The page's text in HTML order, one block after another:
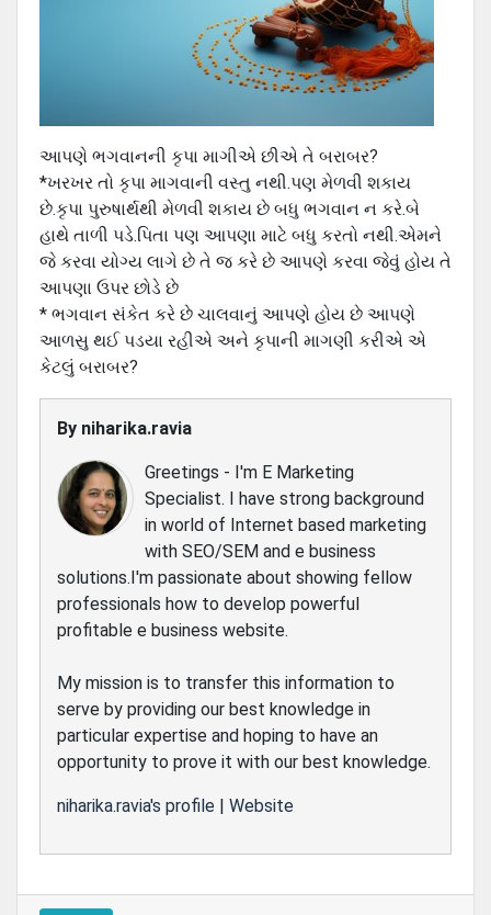
આપણે ભગવાનની કૃપા માગીએ છીએ તે બરાબર?
*ખરખર તો કૃપા માગવાની વસ્તુ નથી.પણ મેળવી શકાય
છે.કૃપા પુરુષાર્થથી મેળવી શકાય છે બધુ ભગવાન ન કરે.બે
હાથે તાળી પડે.પિતા પણ આપણા માટે બધુ કરતો નથી.એમને
જે કરવા યોગ્ય લાગે છે તે જ કરે છે આપણે કરવા જેવું હોય તે
આપણા ઉપર છોડે છે
* ભગવાન સંકેત કરે છે ચાલવાનું આપણે હોય છે આપણે
આળસુ થઈ પડયા રહીએ અને કૃપાની માગણી કરીએ એ
કેટલું બરાબર?
By niharika.ravia
Greetings - I'm E Marketing
Specialist. I have strong background
in world of Internet based marketing
with SEO/SEM and e business
solutions.I'm passionate about showing fellow
professionals how to develop powerful
profitable e business website.
My mission is to transfer this information to
serve by providing our best knowledge in
particular expertise and hoping to have an
opportunity to prove it with our best knowledge.
niharika.ravia's profile | Website